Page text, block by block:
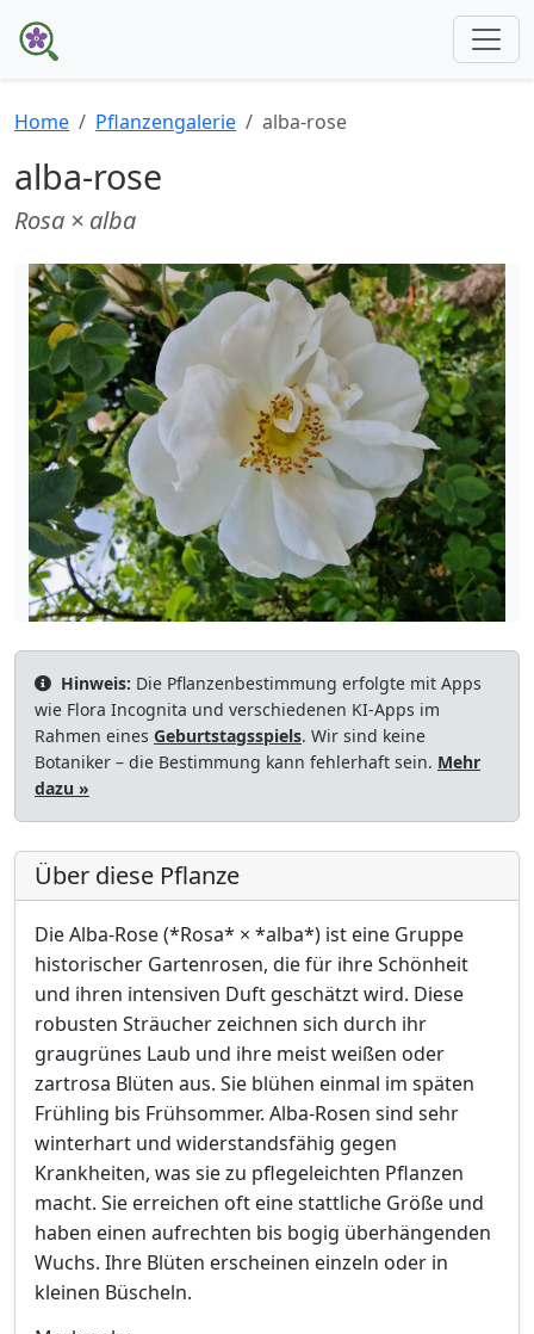
Home Pflanzengalerie alba-rose
alba-rose
Rosa × alba
Hinweis: Die Pflanzenbestimmung erfolgte mit Apps
wie Flora Incognita und verschiedenen KI-Apps im
Rahmen eines Geburtstagsspiels. Wir sind keine
Botaniker – die Bestimmung kann fehlerhaft sein. Mehr
dazu »
Über diese Pflanze
Die Alba-Rose (*Rosa* × *alba*) ist eine Gruppe
historischer Gartenrosen, die für ihre Schönheit
und ihren intensiven Duft geschätzt wird. Diese
robusten Sträucher zeichnen sich durch ihr
graugrünes Laub und ihre meist weißen oder
zartrosa Blüten aus. Sie blühen einmal im späten
Frühling bis Frühsommer. Alba-Rosen sind sehr
winterhart und widerstandsfähig gegen
Krankheiten, was sie zu pflegeleichten Pflanzen
macht. Sie erreichen oft eine stattliche Größe und
haben einen aufrechten bis bogig überhängenden
Wuchs. Ihre Blüten erscheinen einzeln oder in
kleinen Büscheln.